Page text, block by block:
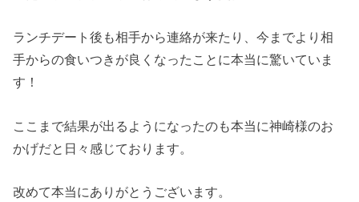
ランチデート後も相手から連絡が来たり、今までより相
手からの食いつきが良くなったことに本当に驚いていま
す！
ここまで結果が出るようになったのも本当に神崎様のお
かげだと日々感じております。
改めて本当にありがとうございます。